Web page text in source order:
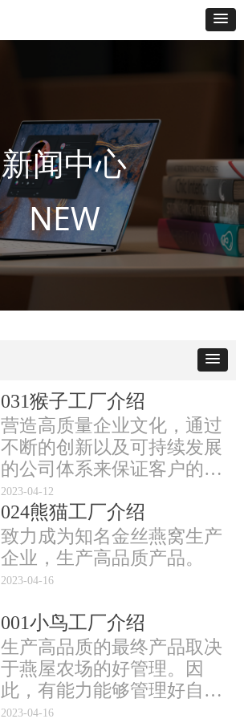
新闻中心
NEW
031猴子工厂介绍
营造高质量企业文化，通过
不断的创新以及可持续发展
的公司体系来保证客户的满
意度，从养殖，生产，分
销，零售，开发旅游业等方
面不断发展食品生产工厂
2023-04-12
024熊猫工厂介绍
致力成为知名金丝燕窝生产
企业，生产高品质产品。
2023-04-16
001小鸟工厂介绍
生产高品质的最终产品取决
于燕屋农场的好管理。因
此，有能力能够管理好自己
的燕屋农场是高品质产品的
2023-04-16